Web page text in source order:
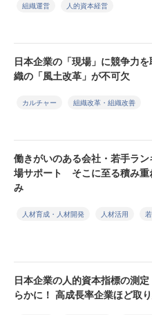
組織運営 人的資本経営
日本企業の「現場」に競争力
織の「風土改革」が不可欠
カルチャー 組織改革・組織改善
働きがいのある会社・若手ラ
場サポート そこに至る積み重
み
人材育成・人材開発 人材活用
日本企業の人的資本指標の測
らかに！ 高成長率企業ほど取